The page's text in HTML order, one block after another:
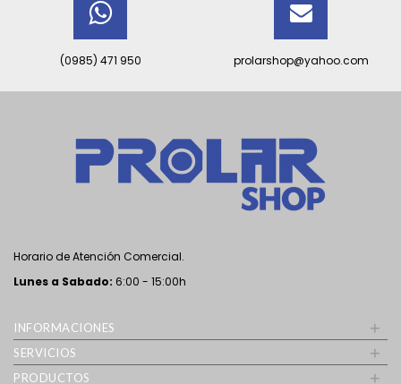
(0985) 471 950 prolarshop@yahoo.com
Horario de Atención Comercial.
Lunes a Sabado: 6:00 - 15:00h
INFORMACIONES +
SERVICIOS +
PRODUCTOS +